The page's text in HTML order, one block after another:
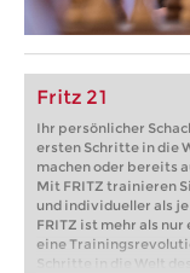
Fritz 21
Ihr persönlicher
ersten Schritte in die
machen oder bereits
Mit FRITZ trainieren
und individueller als
FRITZ ist mehr als nur
eine
Schritte in die Welt